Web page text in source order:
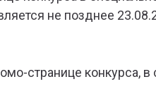
не позднее
странице конкурса,